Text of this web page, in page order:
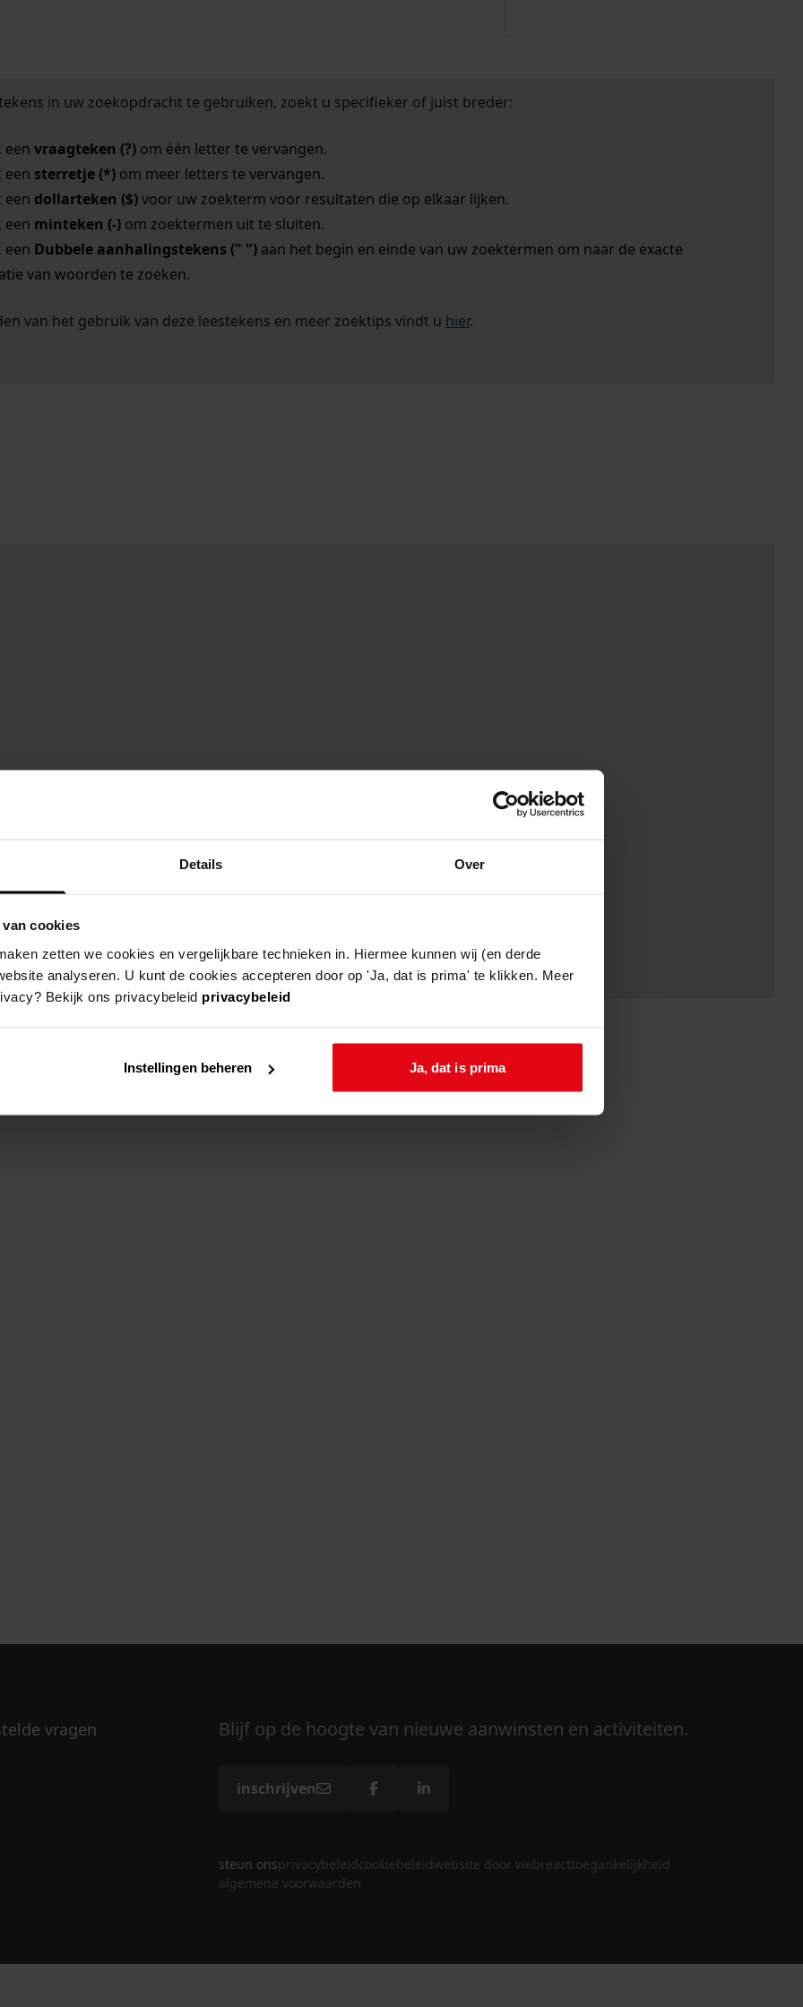
Details Over
cookies
zetten we cookies en vergelijkbare technieken in. Hiermee kunnen wij (en derde
analyseren. U kunt de cookies accepteren door op 'Ja, dat is prima' te klikken. Meer
Bekijk ons privacybeleid privacybeleid
Instellingen beheren Ja, dat is prima
in uw zoekopdracht te gebruiken, zoekt u specifieker of juist breder:
een vraagteken (?)om één letter te vervangen.
een sterretje (*)om meer letters te vervangen.
een dollarteken ($)voor uw zoekterm voor resultaten die op elkaar lijken.
een minteken (-)om zoektermen uit te sluiten.
een Dubbele aanhalingstekens (" ")aan het begin en einde van uw zoektermen om naar de exacte
van woorden te zoeken.
van het gebruik van deze leestekens en meer zoektips vindt u hier.
vragen
Blijf op de hoogte van nieuwe aanwinsten en activiteiten.
inschrijven
steun onsprivacybeleidcookiebeleidwebsite door webreacttoegankelijkheid
algemene voorwaarden